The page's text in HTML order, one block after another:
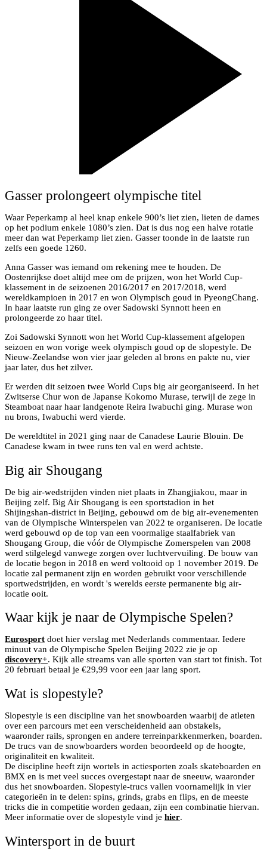
Gasser prolongeert olympische titel
Waar Peperkamp al heel knap enkele 900’s liet zien, lieten de dames
op het podium enkele 1080’s zien. Dat is dus nog een halve rotatie
meer dan wat Peperkamp liet zien. Gasser toonde in de laatste run
zelfs een goede 1260.
Anna Gasser was iemand om rekening mee te houden. De
Oostenrijkse doet altijd mee om de prijzen, won het World Cup-
klassement in de seizoenen 2016/2017 en 2017/2018, werd
wereldkampioen in 2017 en won Olympisch goud in PyeongChang.
In haar laatste run ging ze over Sadowski Synnott heen en
prolongeerde zo haar titel.
Zoi Sadowski Synnott won het World Cup-klassement afgelopen
seizoen en won vorige week olympisch goud op de slopestyle. De
Nieuw-Zeelandse won vier jaar geleden al brons en pakte nu, vier
jaar later, dus het zilver.
Er werden dit seizoen twee World Cups big air georganiseerd. In het
Zwitserse Chur won de Japanse Kokomo Murase, terwijl de zege in
Steamboat naar haar landgenote Reira Iwabuchi ging. Murase won
nu brons, Iwabuchi werd vierde.
De wereldtitel in 2021 ging naar de Canadese Laurie Blouin. De
Canadese kwam in twee runs ten val en werd achtste.
Big air Shougang
De big air-wedstrijden vinden niet plaats in Zhangjiakou, maar in
Beijing zelf. Big Air Shougang is een sportstadion in het
Shijingshan-district in Beijing, gebouwd om de big air-evenementen
van de Olympische Winterspelen van 2022 te organiseren. De locatie
werd gebouwd op de top van een voormalige staalfabriek van
Shougang Group, die vóór de Olympische Zomerspelen van 2008
werd stilgelegd vanwege zorgen over luchtvervuiling. De bouw van
de locatie begon in 2018 en werd voltooid op 1 november 2019. De
locatie zal permanent zijn en worden gebruikt voor verschillende
sportwedstrijden, en wordt 's werelds eerste permanente big air-
locatie ooit.
Waar kijk je naar de Olympische Spelen?
Eurosport doet hier verslag met Nederlands commentaar. Iedere
minuut van de Olympische Spelen Beijing 2022 zie je op
discovery+. Kijk alle streams van alle sporten van start tot finish. Tot
20 februari betaal je €29,99 voor een jaar lang sport.
Wat is slopestyle?
Slopestyle is een discipline van het snowboarden waarbij de atleten
over een parcours met een verscheidenheid aan obstakels,
waaronder rails, sprongen en andere terreinparkkenmerken, boarden.
De trucs van de snowboarders worden beoordeeld op de hoogte,
originaliteit en kwaliteit.
De discipline heeft zijn wortels in actiesporten zoals skateboarden en
BMX en is met veel succes overgestapt naar de sneeuw, waaronder
dus het snowboarden. Slopestyle-trucs vallen voornamelijk in vier
categorieën in te delen: spins, grinds, grabs en flips, en de meeste
tricks die in competitie worden gedaan, zijn een combinatie hiervan.
Meer informatie over de slopestyle vind je hier.
Wintersport in de buurt